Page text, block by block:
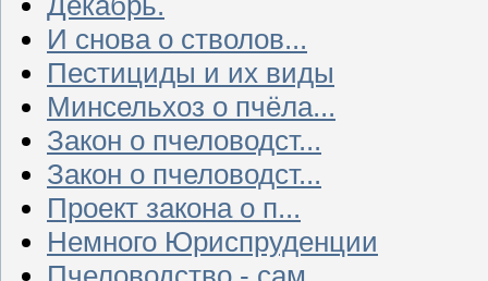
И снова о стволов...
Пестициды и их виды
Минсельхоз о пчёла...
Закон о пчеловодст...
Закон о пчеловодст...
Проект закона о п...
Немного Юриспруденции